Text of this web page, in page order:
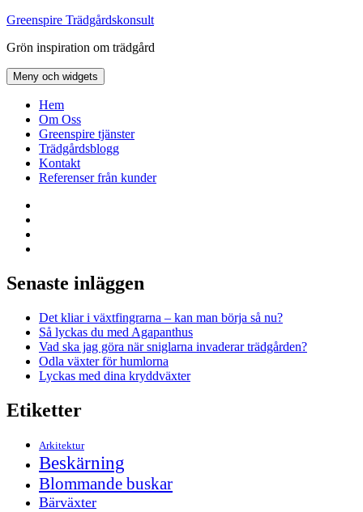
Hoppa
innehåll
Greenspire Trädgårdskonsult
Grön inspiration om trädgård
Meny och widgets
Hem
Om Oss
Greenspire tjänster
Trädgårdsblogg
Kontakt
Referenser från kunder
Senaste inläggen
Det kliar i växtfingrarna – kan man börja så nu?
Så lyckas du med Agapanthus
Vad ska jag göra när sniglarna invaderar trädgården?
Odla växter för humlorna
Lyckas med dina kryddväxter
Etiketter
Arkitektur
Beskärning
Blommande buskar
Bärväxter